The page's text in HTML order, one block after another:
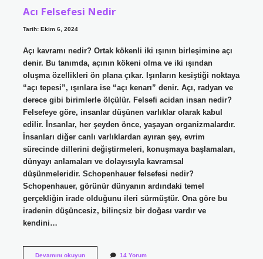
Acı Felsefesi Nedir
Tarih: Ekim 6, 2024
Açı kavramı nedir? Ortak kökenli iki ışının birleşimine açı
denir. Bu tanımda, açının kökeni olma ve iki ışından
oluşma özellikleri ön plana çıkar. Işınların kesiştiği noktaya
“açı tepesi”, ışınlara ise “açı kenarı” denir. Açı, radyan ve
derece gibi birimlerle ölçülür. Felsefi acidan insan nedir?
Felsefeye göre, insanlar düşünen varlıklar olarak kabul
edilir. İnsanlar, her şeyden önce, yaşayan organizmalardır.
İnsanları diğer canlı varlıklardan ayıran şey, evrim
sürecinde dillerini değiştirmeleri, konuşmaya başlamaları,
dünyayı anlamaları ve dolayısıyla kavramsal
düşünmeleridir. Schopenhauer felsefesi nedir?
Schopenhauer, görünür dünyanın ardındaki temel
gerçekliğin irade olduğunu ileri sürmüştür. Ona göre bu
iradenin düşüncesiz, bilinçsiz bir doğası vardır ve
kendini…
Devamını okuyunAcı
14 Yorum